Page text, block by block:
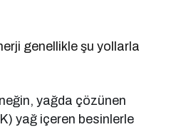
genellikle şu yollarla
yağda çözünen
yağ içeren besinlerle